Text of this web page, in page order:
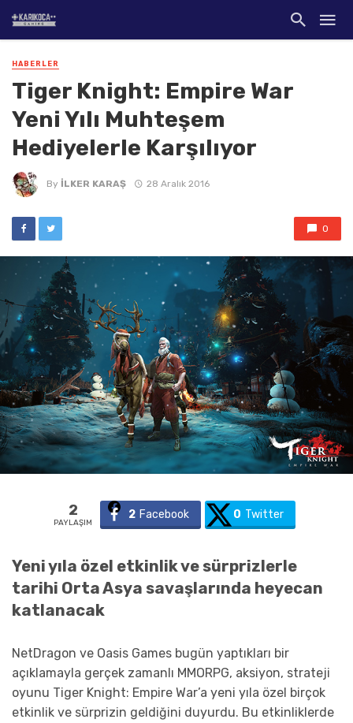
HABERLER
Tiger Knight: Empire War
Yeni Yılı Muhteşem
Hediyelerle Karşılıyor
By İLKER KARAŞ 28 Aralık 2016
0
2
PAYLAŞIM
2 Facebook 0 Twitter
Yeni yıla özel etkinlik ve sürprizlerle
tarihi Orta Asya savaşlarında heyecan
katlanacak
NetDragon ve Oasis Games bugün yaptıkları bir
açıklamayla gerçek zamanlı MMORPG, aksiyon, strateji
oyunu Tiger Knight: Empire War’a yeni yıla özel birçok
etkinlik ve sürprizin geldiğini duyurdu. Bu etkinliklerde